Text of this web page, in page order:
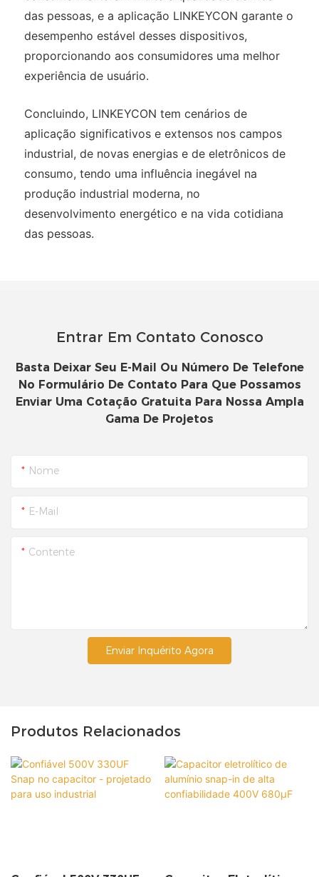
das pessoas, e a aplicação LINKEYCON garante o
desempenho estável desses dispositivos,
proporcionando aos consumidores uma melhor
experiência de usuário.
Concluindo, LINKEYCON tem cenários de
aplicação significativos e extensos nos campos
industrial, de novas energias e de eletrônicos de
consumo, tendo uma influência inegável na
produção industrial moderna, no
desenvolvimento energético e na vida cotidiana
das pessoas.
Entrar Em Contato Conosco
Basta Deixar Seu E-Mail Ou Número De Telefone
No Formulário De Contato Para Que Possamos
Enviar Uma Cotação Gratuita Para Nossa Ampla
Gama De Projetos
Nome
E-Mail
Contente
Enviar Inquérito Agora
Produtos Relacionados